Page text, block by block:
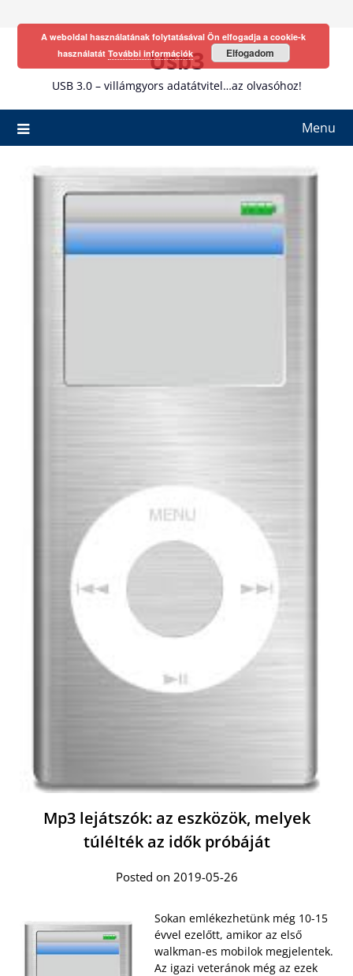
Usb3
USB 3.0 – villámgyors adatátvitel…az olvasóhoz!
Menu
Mp3 lejátszók: az eszközök, melyek
túlélték az idők próbáját
Posted on 2019-05-26
Sokan emlékezhetünk még 10-15
évvel ezelőtt, amikor az első
walkman-es mobilok megjelentek.
Az igazi veteránok még az ezek
A weboldal használatának folytatásával Ön elfogadja a cookie-k
használatát További információk Elfogadom